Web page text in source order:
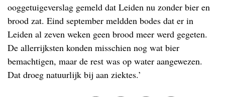
ooggetuigeverslag gemeld dat Leiden nu zonder bier en
brood zat. Eind september meldden bodes dat er in
Leiden al zeven weken geen brood meer werd gegeten.
De allerrijksten konden misschien nog wat bier
bemachtigen, maar de rest was op water aangewezen.
Dat droeg natuurlijk bij aan ziektes.’